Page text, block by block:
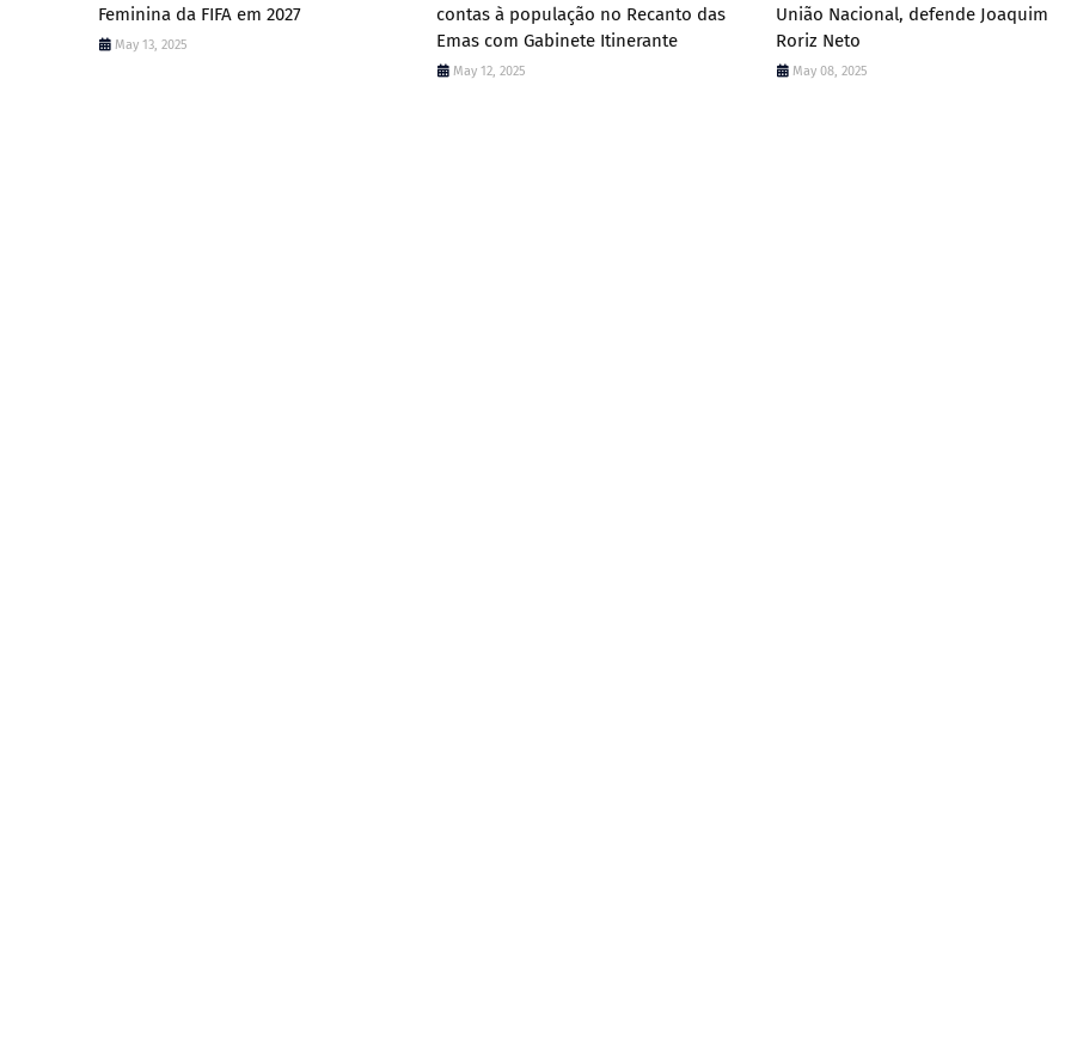
Feminina da FIFA em 2027
May 13, 2025
contas à população no Recanto das
Emas com Gabinete Itinerante
May 12, 2025
União Nacional, defende Joaquim
Roriz Neto
May 08, 2025